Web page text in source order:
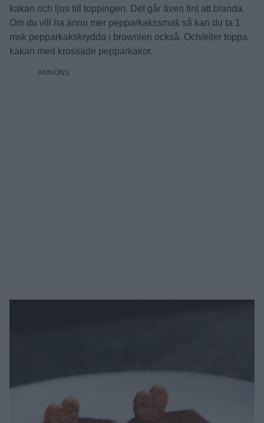
kakan och ljus till toppingen. Det går även fint att blanda.
Om du vill ha ännu mer pepparkakssmak så kan du ta 1
msk pepparkakskrydda i brownien också. Och/eller toppa
kakan med krossade pepparkakor.